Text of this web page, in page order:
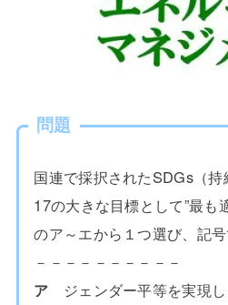
問題
国連で採択されたSDGs（
17の大きな目標として”最も
のア～エから１つ選び、記号
－－－－－－－－－－
ア ジェンダー平等を実現し